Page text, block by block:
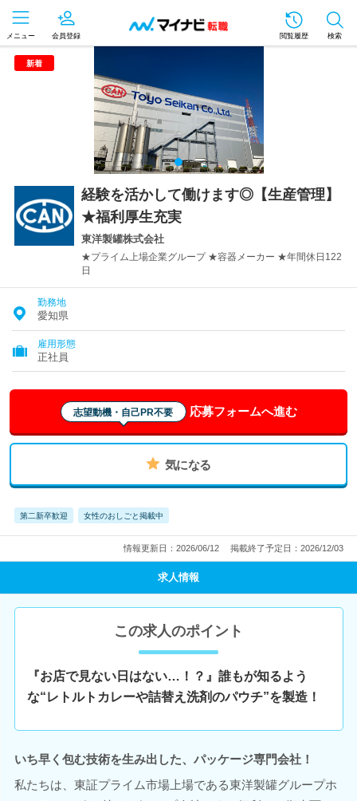
メニュー 会員登録 閲覧履歴 検索
新着
経験を活かして働けます◎【生産管理】
★福利厚生充実
東洋製罐株式会社
★プライム上場企業グループ ★容器メーカー ★年間休日122
日
勤務地
愛知県
雇用形態
正社員
志望動機・自己PR不要 応募フォームへ進む
気になる
第二新卒歓迎 女性のおしごと掲載中
情報更新日：2026/06/12 掲載終了予定日：2026/12/03
求人情報
この求人のポイント
『お店で見ない日はない…！？』誰もが知るよう
な“レトルトカレーや詰替え洗剤のパウチ”を製造！
いち早く包む技術を生み出した、パッケージ専門会社！
私たちは、東証プライム市場上場である東洋製罐グループホ